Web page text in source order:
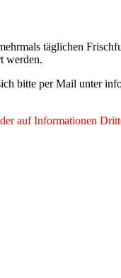
täglichen
werden.
bitte per Mail unter
auf Informationen